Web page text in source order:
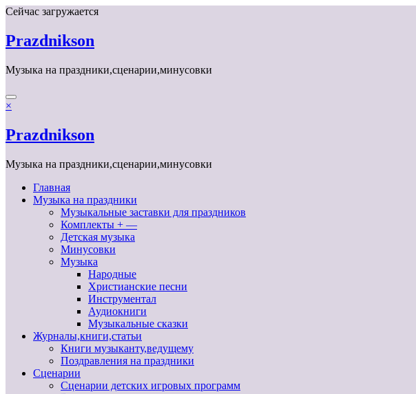
Перейти
содержимому
Сейчас загружается
Prazdnikson
Музыка на праздники,сценарии,минусовки
×
Prazdnikson
Музыка на праздники,сценарии,минусовки
Главная
Музыка на праздники
Музыкальные заставки для праздников
Комплекты + —
Детская музыка
Минусовки
Музыка
Народные
Христианские песни
Инструментал
Аудиокниги
Музыкальные сказки
Журналы,книги,статьи
Книги музыканту,ведущему
Поздравления на праздники
Сценарии
Сценарии детских игровых программ